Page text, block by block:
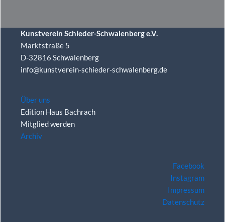
Kunstverein Schieder-Schwalenberg e.V.
Marktstraße 5
D-32816 Schwalenberg
info@kunstverein-schieder-schwalenberg.de
Über uns
Edition Haus Bachrach
Mitglied werden
Archiv
Facebook
Instagram
Impressum
Datenschutz